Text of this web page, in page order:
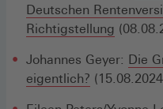
Deutschen
Richtigstellung
Johannes Geyer: Die
eigentlich?